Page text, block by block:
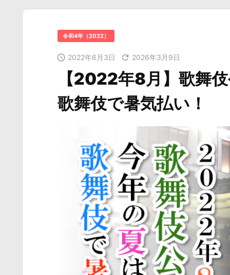
令和4年（2022）
 2022年6月3日  2026年3月9日
【2022年8月】歌舞
歌舞伎で暑気払い！